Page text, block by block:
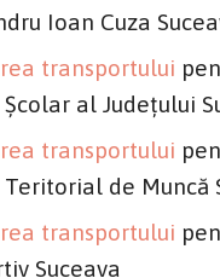
Ioan Cuza
transportului
al Judeţului
transportului
de Muncă
transportului
Suceava